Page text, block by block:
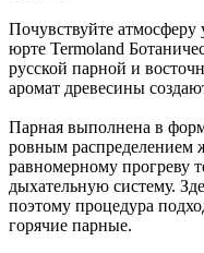
Почувствуйте
юрте Termoland
русской парной и
аромат древесины
Парная выполнена в
ровным распределением
равномерному прогреву
дыхательную систему.
поэтому процедура
горячие парные.